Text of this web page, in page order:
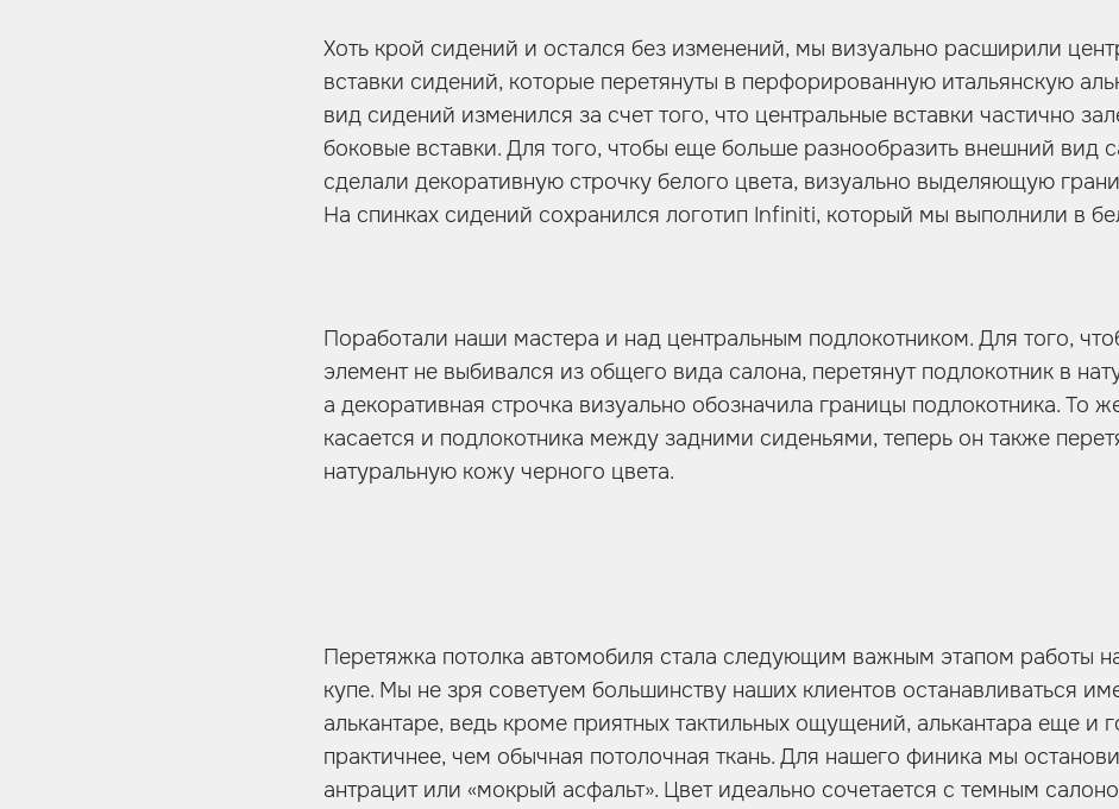
Хоть крой сидений и остался без изменений, мы визуально расширили
вставки сидений, которые перетянуты в перфорированную итальянскую
вид сидений изменился за счет того, что центральные вставки частично
боковые вставки. Для того, чтобы еще больше разнообразить внешний вид
сделали декоративную строчку белого цвета, визуально выделяющую
На спинках сидений сохранился логотип Infiniti, который мы выполнили в
Поработали наши мастера и над центральным подлокотником. Для того,
элемент не выбивался из общего вида салона, перетянут подлокотник в
а декоративная строчка визуально обозначила границы подлокотника. То
касается и подлокотника между задними сиденьями, теперь он также
натуральную кожу черного цвета.
Перетяжка потолка автомобиля стала следующим важным этапом работы
купе. Мы не зря советуем большинству наших клиентов останавливаться
алькантаре, ведь кроме приятных тактильных ощущений, алькантара еще и
практичнее, чем обычная потолочная ткань. Для нашего финика мы
антрацит или «мокрый асфальт». Цвет идеально сочетается с темным